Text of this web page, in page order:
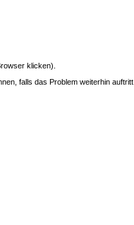
klicken).
falls das Problem weiterhin auftritt.